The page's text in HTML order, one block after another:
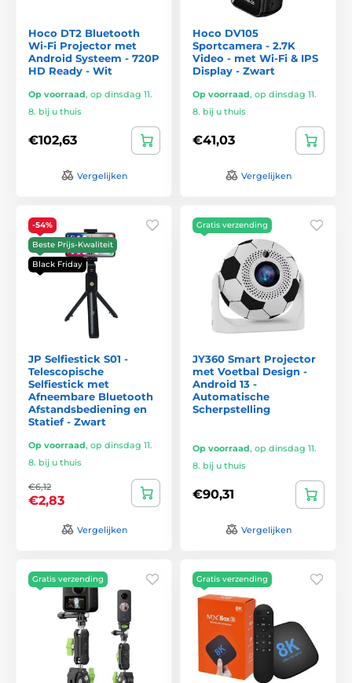
Hoco DT2 Bluetooth
Wi-Fi Projector met
Android Systeem - 720P
HD Ready - Wit
Op voorraad, op dinsdag 11.
8. bij u thuis
€102,63
Vergelijken
Hoco DV105
Sportcamera - 2.7K
Video - met Wi-Fi & IPS
Display - Zwart
Op voorraad, op dinsdag 11.
8. bij u thuis
€41,03
Vergelijken
-54%
Beste Prijs-Kwaliteit
Black Friday
JP Selfiestick S01 -
Telescopische
Selfiestick met
Afneembare Bluetooth
Afstandsbediening en
Statief - Zwart
Op voorraad, op dinsdag 11.
8. bij u thuis
€6,12
€2,83
Vergelijken
Gratis verzending
JY360 Smart Projector
met Voetbal Design -
Android 13 -
Automatische
Scherpstelling
Op voorraad, op dinsdag 11.
8. bij u thuis
€90,31
Vergelijken
Gratis verzending Gratis verzending